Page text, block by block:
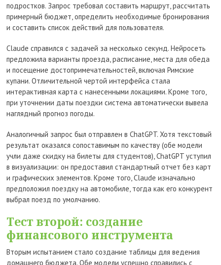
подростков. Запрос требовал составить маршрут, рассчитать
примерный бюджет, определить необходимые бронирования
и составить список действий для пользователя.
Claude справился с задачей за несколько секунд. Нейросеть
предложила варианты проезда, расписание, места для обеда
и посещение достопримечательностей, включая Римские
купани. Отличительной чертой интерфейса стала
интерактивная карта с нанесенными локациями. Кроме того,
при уточнении даты поездки система автоматически вывела
наглядный прогноз погоды.
Аналогичный запрос был отправлен в ChatGPT. Хотя текстовый
результат оказался сопоставимым по качеству (обе модели
учли даже скидку на билеты для студентов), ChatGPT уступил
в визуализации: он предоставил стандартный отчет без карт
и графических элементов. Кроме того, Claude изначально
предположил поездку на автомобиле, тогда как его конкурент
выбрал поезд по умолчанию.
Тест второй: создание
финансового инструмента
Вторым испытанием стало создание таблицы для ведения
домашнего бюджета. Обе модели успешно справились с